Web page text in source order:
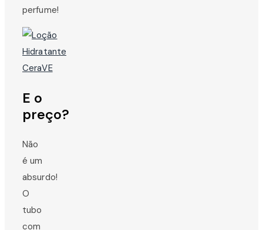
perfume!
E o
preço?
Não
é um
absurdo!
O
tubo
com